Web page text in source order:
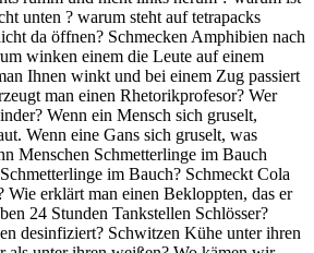
unten ? warum steht auf tetrapacks
da öffnen? Schmecken Amphibien nach
winken einem die Leute auf einem
Ihnen winkt und bei einem Zug passiert
man einen Rhetorikprofesor? Wer
Wenn ein Mensch sich gruselt,
Wenn eine Gans sich gruselt, was
Menschen Schmetterlinge im Bauch
im Bauch? Schmeckt Cola
Wie erklärt man einen Bekloppten, das er
24 Stunden Tankstellen Schlösser?
desinfiziert? Schwitzen Kühe unter ihren